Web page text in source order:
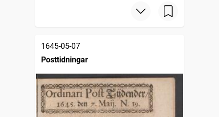
1645-05-07
Posttidningar